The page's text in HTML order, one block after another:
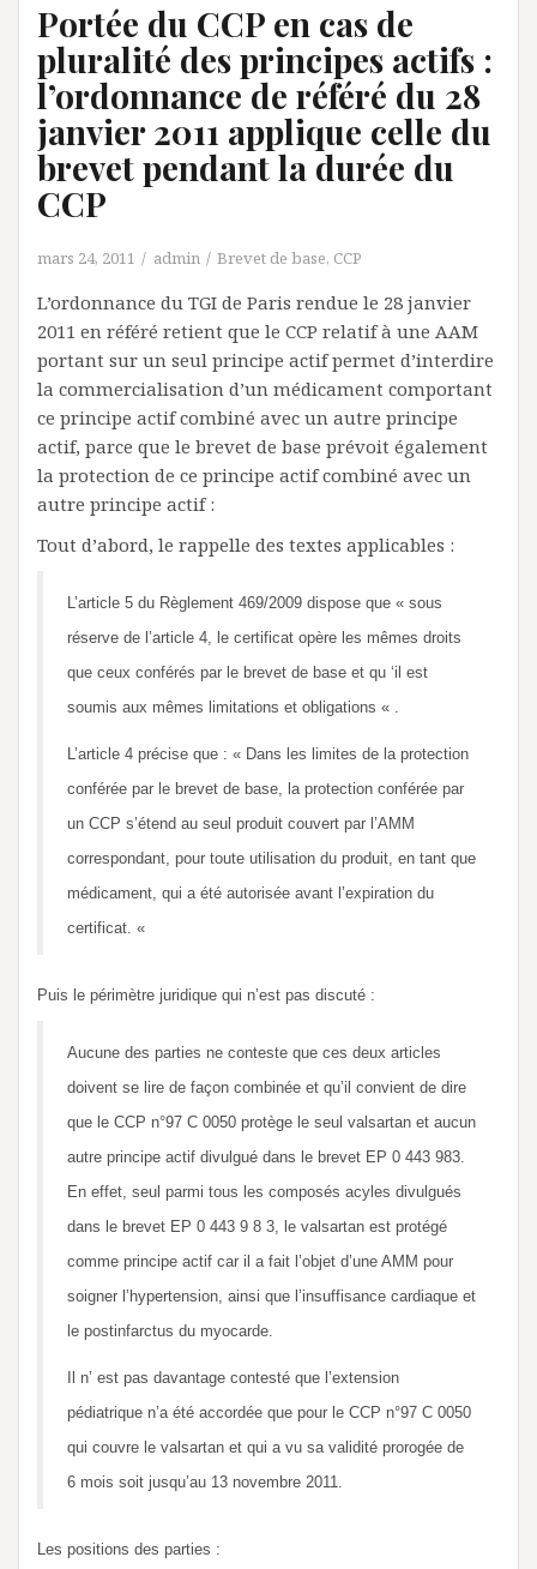
Portée du CCP en cas de
pluralité des principes actifs :
l’ordonnance de référé du 28
janvier 2011 applique celle du
brevet pendant la durée du
CCP
mars 24, 2011 admin Brevet de base, CCP
L’ordonnance du TGI de Paris rendue le 28 janvier
2011 en référé retient que le CCP relatif à une AAM
portant sur un seul principe actif permet d’interdire
la commercialisation d’un médicament comportant
ce principe actif combiné avec un autre principe
actif, parce que le brevet de base prévoit également
la protection de ce principe actif combiné avec un
autre principe actif :
Tout d’abord, le rappelle des textes applicables :
L’article 5 du Règlement 469/2009 dispose que « sous
réserve de l’article 4, le certificat opère les mêmes droits
que ceux conférés par le brevet de base et qu ‘il est
soumis aux mêmes limitations et obligations « .
L’article 4 précise que : « Dans les limites de la protection
conférée par le brevet de base, la protection conférée par
un CCP s’étend au seul produit couvert par l’AMM
correspondant, pour toute utilisation du produit, en tant que
médicament, qui a été autorisée avant l’expiration du
certificat. «
Puis le périmètre juridique qui n’est pas discuté :
Aucune des parties ne conteste que ces deux articles
doivent se lire de façon combinée et qu’il convient de dire
que le CCP n°97 C 0050 protège le seul valsartan et aucun
autre principe actif divulgué dans le brevet EP 0 443 983.
En effet, seul parmi tous les composés acyles divulgués
dans le brevet EP 0 443 9 8 3, le valsartan est protégé
comme principe actif car il a fait l’objet d’une AMM pour
soigner l’hypertension, ainsi que l’insuffisance cardiaque et
le postinfarctus du myocarde.
Il n’ est pas davantage contesté que l’extension
pédiatrique n’a été accordée que pour le CCP n°97 C 0050
qui couvre le valsartan et qui a vu sa validité prorogée de
6 mois soit jusqu’au 13 novembre 2011.
Les positions des parties :